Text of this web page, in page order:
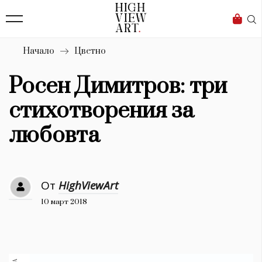
Бизнес
Мода
Dialogue
Изкуство
4340
Дизайн
Начало Цветно
Росен Димитров: три
стихотворения за
любовта
От HighViewArt
10 март 2018